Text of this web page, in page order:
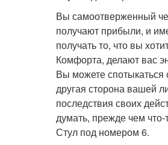
Вы самоотверженный
получают прибыли, и
получать то, что вы
Комфорта, делают вас
Вы можете спотыкаться
другая сторона вашей
последствия своих
думать, прежде чем что-
Стул под номером 6.